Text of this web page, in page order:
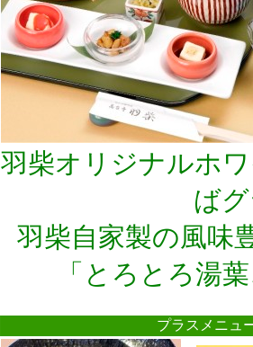
羽柴オリジナルホ
ば
羽柴自家製の風味
「とろとろ湯
プラスメニ